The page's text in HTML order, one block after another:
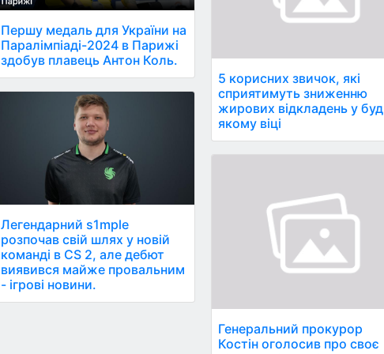
Першу медаль для України на
Паралімпіаді-2024 в Парижі
здобув плавець Антон Коль.
Легендарний s1mple
розпочав свій шлях у новій
команді в CS 2, але дебют
виявився майже провальним
- ігрові новини.
5 корисних звичок, які
сприятимуть зниженню
жирових відкладень у
якому віці
Генеральний прокурор
Костін оголосив про своє